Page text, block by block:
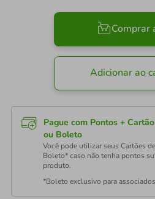
Comprar
Adicionar ao
Pague com Pontos +
ou Boleto
Você pode utilizar seus Cartões
Boleto* caso não tenha pontos
produto.
*Boleto exclusivo para associados